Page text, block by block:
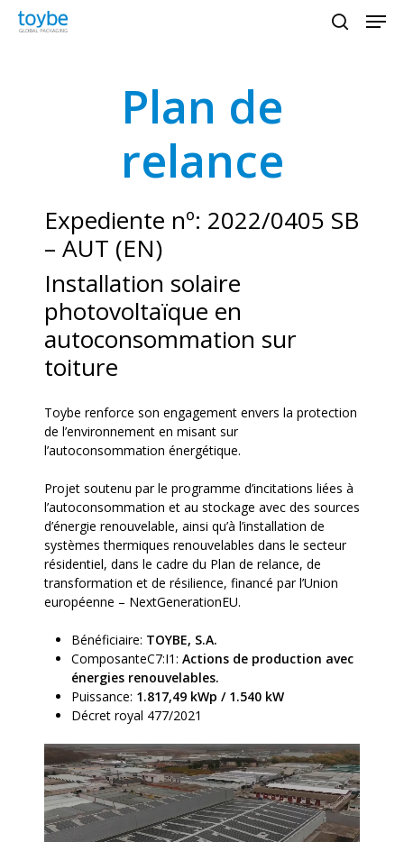
Skip
value="" aria-label="Search"
placeholder="Search" />
Plan de
relance
Expediente nº: 2022/0405 SB
– AUT (EN)
Installation solaire
photovoltaïque en
autoconsommation sur
toiture
Toybe renforce son engagement envers la protection
de l’environnement en misant sur
l’autoconsommation énergétique.
Projet soutenu par le programme d’incitations liées à
l’autoconsommation et au stockage avec des sources
d’énergie renouvelable, ainsi qu’à l’installation de
systèmes thermiques renouvelables dans le secteur
résidentiel, dans le cadre du Plan de relance, de
transformation et de résilience, financé par l’Union
européenne – NextGenerationEU.
Bénéficiaire: TOYBE, S.A.
ComposanteC7:I1: Actions de production avec
énergies renouvelables.
Puissance: 1.817,49 kWp / 1.540 kW
Décret royal 477/2021